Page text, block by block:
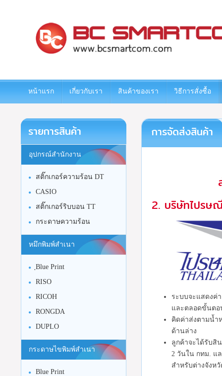
หน้าแรก เกี่ยวกับเรา สินค้าของเรา วิธีการสั่งซื้อ
การจัดส่งสินค้า
2. บริษัทไปรษ
ระบบจะแสดงค่
และตลอดขั้นตอ
คิดค่าส่งตามน้ำ
ด้านล่าง
ลูกค้าจะได้รับสิ
2 วันใน กทม. แ
สำหรับต่างจังห
รายการสินค้า
อุปกรณ์สำนักงาน
สติ๊กเกอร์ความร้อน DT
CASIO
สติ๊กเกอร์ริบบอน TT
กระดาษความร้อน
หมึกพิมพ์สำเนา
ฺBlue Print
RISO
RICOH
RONGDA
DUPLO
กระดาษไขพิมพ์สำเนา
Blue Print